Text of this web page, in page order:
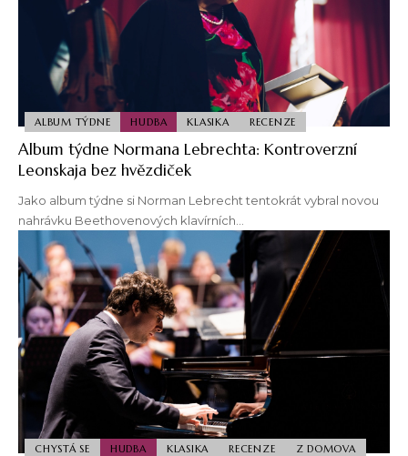
ALBUM TÝDNE HUDBA KLASIKA RECENZE
Album týdne Normana Lebrechta: Kontroverzní
Leonskaja bez hvězdiček
Jako album týdne si Norman Lebrecht tentokrát vybral novou
nahrávku Beethovenových klavírních…
CHYSTÁ SE HUDBA KLASIKA RECENZE Z DOMOVA